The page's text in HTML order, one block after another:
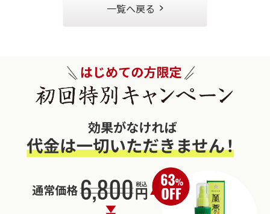
一覧へ戻る